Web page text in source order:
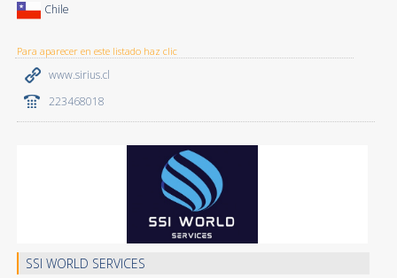
Chile
Para aparecer en este listado haz clic
www.sirius.cl
223468018
SSI WORLD SERVICES